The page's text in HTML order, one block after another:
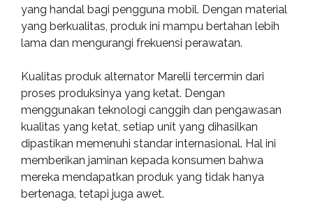
yang handal bagi pengguna mobil. Dengan material
yang berkualitas, produk ini mampu bertahan lebih
lama dan mengurangi frekuensi perawatan.
Kualitas produk alternator Marelli tercermin dari
proses produksinya yang ketat. Dengan
menggunakan teknologi canggih dan pengawasan
kualitas yang ketat, setiap unit yang dihasilkan
dipastikan memenuhi standar internasional. Hal ini
memberikan jaminan kepada konsumen bahwa
mereka mendapatkan produk yang tidak hanya
bertenaga, tetapi juga awet.